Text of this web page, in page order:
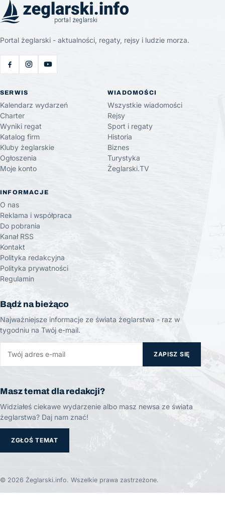
Portal żeglarski - aktualności, regaty, rejsy i ludzie morza.
SERWIS
Kalendarz wydarzeń
Charter
Wyniki regat
Katalog firm
Kluby żeglarskie
Ogłoszenia
Moje konto
WIADOMOŚCI
Wszystkie wiadomości
Rejsy
Sport i regaty
Historia
Biznes
Turystyka
Żeglarski.TV
INFORMACJE
O nas
Reklama i współpraca
Do pobrania
Kanał RSS
Kontakt
Polityka redakcyjna
Polityka prywatności
Regulamin
Bądź na bieżąco
Najważniejsze informacje ze świata żeglarstwa - raz w
tygodniu na Twój e-mail.
ZAPISZ SIĘ
Masz temat dla redakcji?
Widziałeś ciekawe wydarzenie albo masz newsa ze świata
żeglarstwa? Daj nam znać!
ZGŁOŚ TEMAT
© 2026 Żeglarski.info. Wszelkie prawa zastrzeżone.